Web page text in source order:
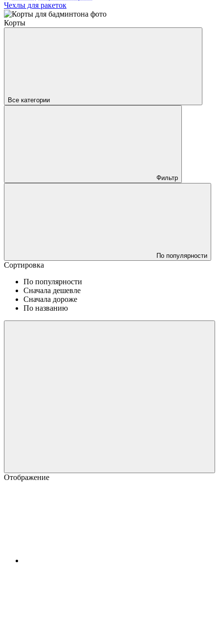
Чехлы для ракеток
Корты
Все категории
Фильтр
По популярности
Сортировка
По популярности
Сначала дешевле
Сначала дороже
По названию
Отображение